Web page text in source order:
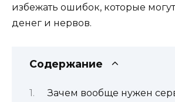
избежать ошибок, которые
денег и нервов.
Содержание
Зачем вообще нужен